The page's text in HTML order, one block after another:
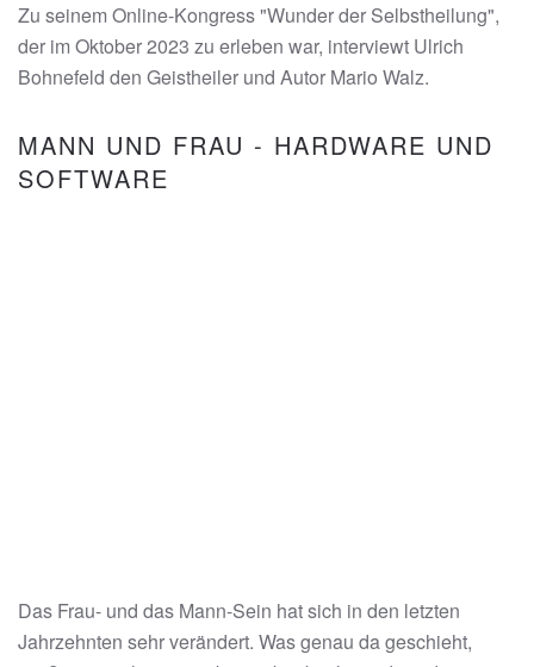
Zu seinem Online-Kongress "Wunder der Selbstheilung",
der im Oktober 2023 zu erleben war, interviewt Ulrich
Bohnefeld den Geistheiler und Autor Mario Walz.
MANN UND FRAU - HARDWARE UND
SOFTWARE
Das Frau- und das Mann-Sein hat sich in den letzten
Jahrzehnten sehr verändert. Was genau da geschieht,